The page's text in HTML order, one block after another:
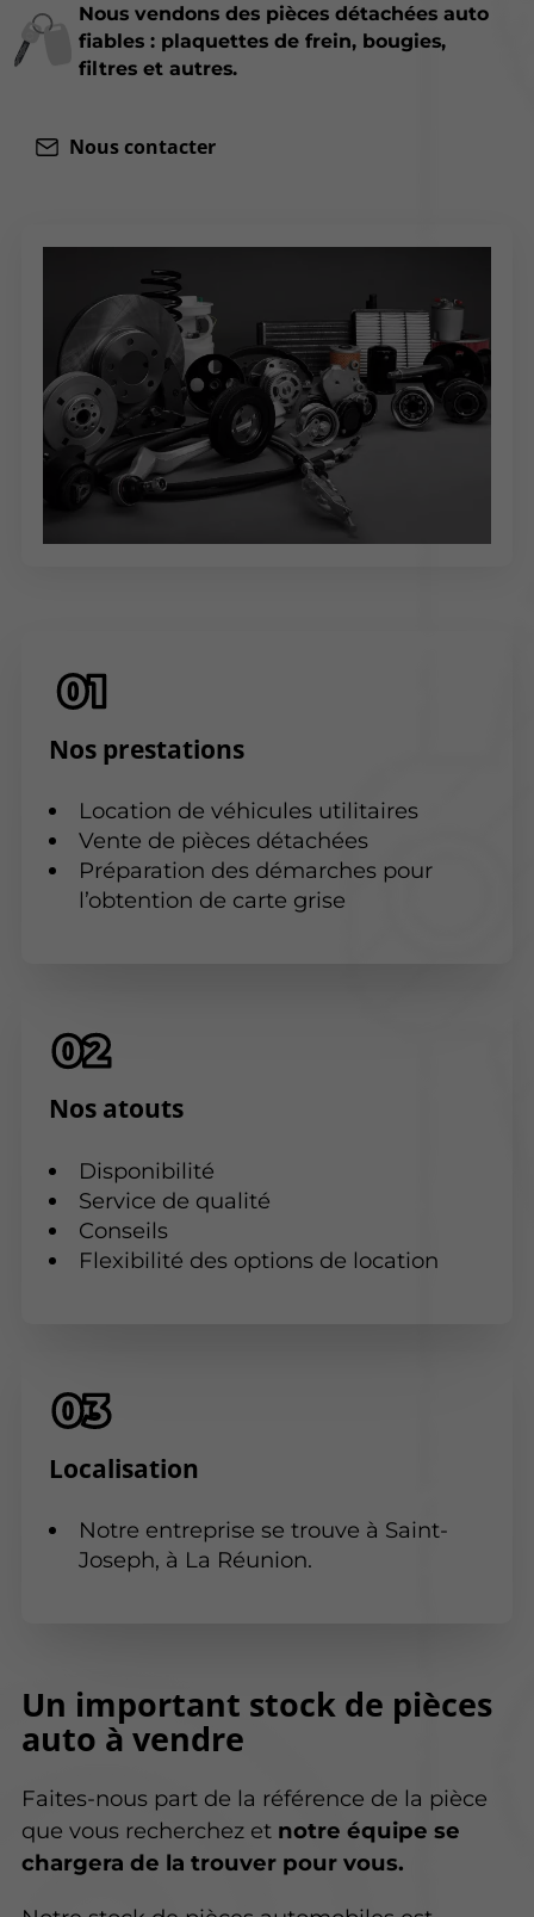
Nous vendons des pièces détachées auto
fiables : plaquettes de frein, bougies,
filtres et autres.
Nous contacter
Nos prestations
Location de véhicules utilitaires
Vente de pièces détachées
Préparation des démarches pour
l’obtention de carte grise
Nos atouts
Disponibilité
Service de qualité
Conseils
Flexibilité des options de location
Localisation
Notre entreprise se trouve à Saint-
Joseph, à La Réunion.
Un important stock de pièces
auto à vendre
Faites-nous part de la référence de la pièce
que vous recherchez et notre équipe se
chargera de la trouver pour vous.